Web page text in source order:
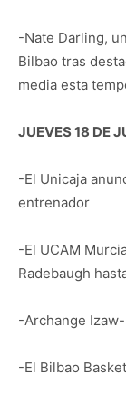
-Nate Darling,
Bilbao tras
media esta
JUEVES 18 DE
-El Unicaja
entrenador
-El UCAM
Radebaugh
-Archange
-El Bilbao